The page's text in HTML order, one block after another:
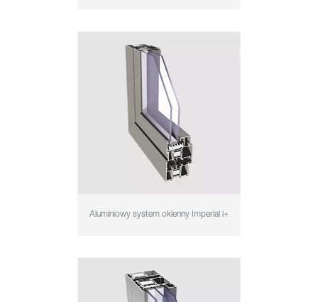
Aluminiowy system okienny Imperial i+